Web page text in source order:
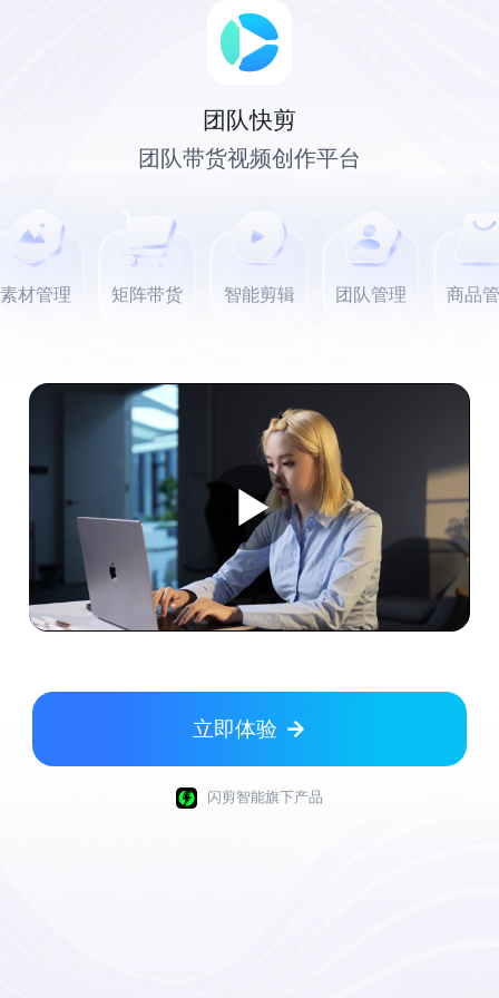
团队快剪
团队带货视频创作平台
材管理 矩阵带货 智能剪辑 团队管理 商品管
立即体验
闪剪智能旗下产品